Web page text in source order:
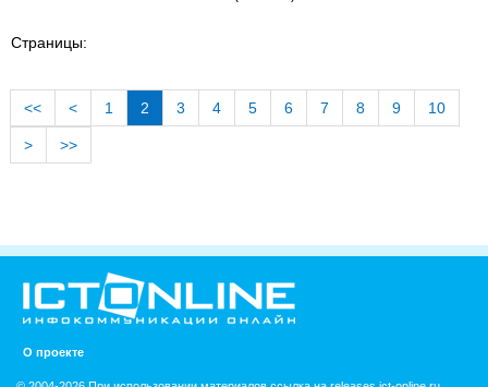
Страницы:
<< < 1 2 3 4 5 6 7 8 9 10
> >>
О проекте